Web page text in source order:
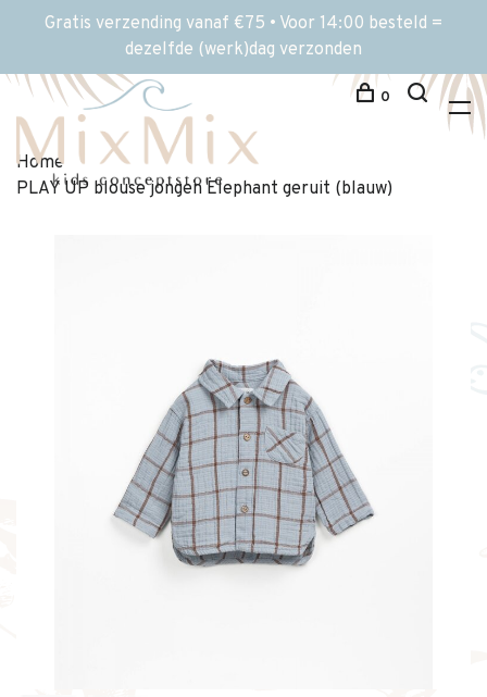
Gratis verzending vanaf €75 • Voor 14:00 besteld =
dezelfde (werk)dag verzonden
0
Home
PLAY UP blouse jongen Elephant geruit (blauw)